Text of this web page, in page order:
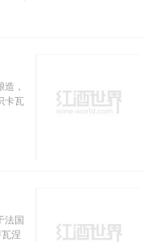
，
卡瓦
法国
涅